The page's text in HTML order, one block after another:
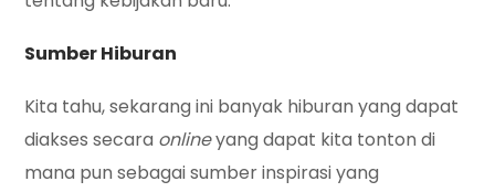
Sumber Hiburan
Kita tahu, sekarang ini banyak hiburan yang dapat
diakses secara onlineyang dapat kita tonton di
mana pun sebagai sumber inspirasi yang